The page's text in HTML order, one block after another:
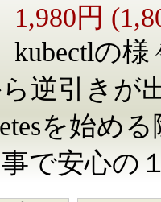
1,980円
kubectlの
逆引きが
を始め
で安心の